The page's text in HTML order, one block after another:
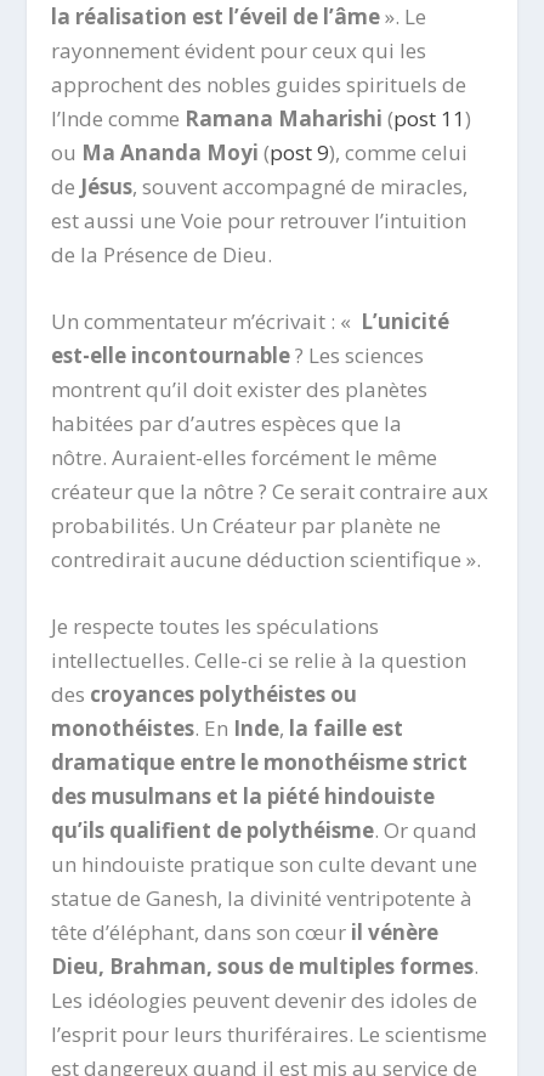
la réalisation est l’éveil de l’âme». Le
rayonnement évident pour ceux qui les
approchent des nobles guides spirituels de
l’Inde comme Ramana Maharishi (post 11)
ou Ma Ananda Moyi(post 9), comme celui
de Jésus, souvent accompagné de miracles,
est aussi une Voie pour retrouver l’intuition
de la Présence de Dieu.
Un commentateur m’écrivait : « L’unicité
est-elle incontournable? Les sciences
montrent qu’il doit exister des planètes
habitées par d’autres espèces que la
nôtre. Auraient-elles forcément le même
créateur que la nôtre ? Ce serait contraire aux
probabilités. Un Créateur par planète ne
contredirait aucune déduction scientifique ».
Je respecte toutes les spéculations
intellectuelles. Celle-ci se relie à la question
des croyances polythéistes ou
monothéistes. En Inde, la faille est
dramatique entre le monothéisme strict
des musulmans et la piété hindouiste
qu’ils qualifient de polythéisme. Or quand
un hindouiste pratique son culte devant une
statue de Ganesh, la divinité ventripotente à
tête d’éléphant, dans son cœur il vénère
Dieu, Brahman, sous de multiples formes.
Les idéologies peuvent devenir des idoles de
l’esprit pour leurs thuriféraires. Le scientisme
est dangereux quand il est mis au service de